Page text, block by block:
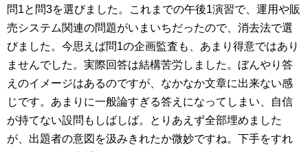
問1と問3を選びました。これまでの午後1演習で、運用や販
売システム関連の問題がいまいちだったので、消去法で選
びました。今思えば問1の企画監査も、あまり得意ではあり
ませんでした。実際回答は結構苦労しました。ぼんやり答
えのイメージはあるのですが、なかなか文章に出来ない感
じです。あまりに一般論すぎる答えになってしまい、自信
が持てない設問もしばしば。とりあえず全部埋めました
が、出題者の意図を汲みきれたか微妙ですね。下手をすれ